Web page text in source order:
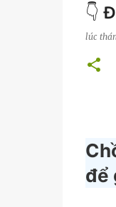
👇
lúc
để